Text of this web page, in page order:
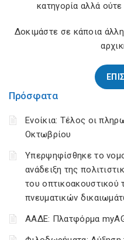
Πρόσφατα
Ενοίκια: Τέλος οι
Οκτωβρίου
Υπερψηφίσθηκε το
ανάδειξη της
του οπτικοακουστικού
πνευματικών
ΑΑΔΕ: Πλατφόρμα
κατηγορία αλλά
Δοκιμάστε σε κάποια